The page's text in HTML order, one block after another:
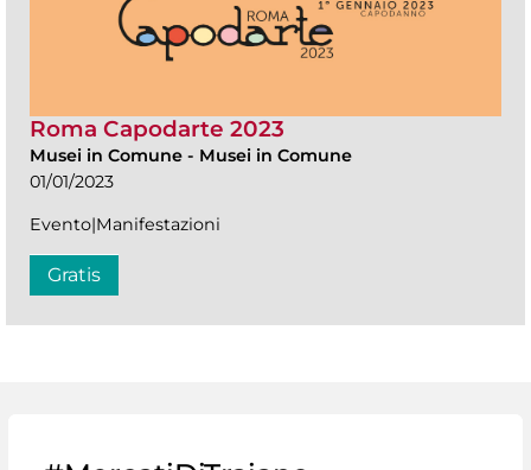
Roma Capodarte 2023
Musei in Comune - Musei in Comune
01/01/2023
Evento|Manifestazioni
Gratis